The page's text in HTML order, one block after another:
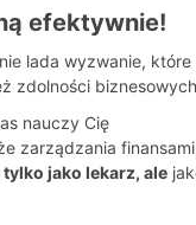
efektywnie!
lada wyzwanie, które
zdolności
nauczy Cię
zarządzania
jako lekarz, ale